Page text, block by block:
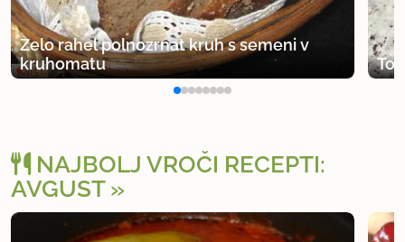
Zelo rahel polnozrnat kruh s semeni v
kruhomatu
NAJBOLJ VROČI RECEPTI:
AVGUST